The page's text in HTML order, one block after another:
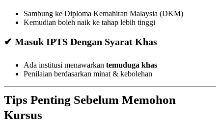
Sambung ke Diploma Kemahiran Malaysia (DKM)
Kemudian boleh naik ke tahap lebih tinggi
✔ Masuk IPTS Dengan Syarat Khas
Ada institusi menawarkan temuduga khas
Penilaian berdasarkan minat & kebolehan
Tips Penting Sebelum Memohon
Kursus